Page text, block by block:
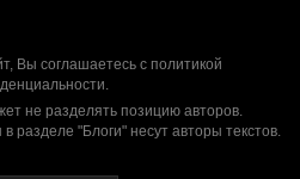
Вы соглашаетесь с политикой
.
не разделять позицию авторов.
разделе "Блоги" несут авторы текстов.